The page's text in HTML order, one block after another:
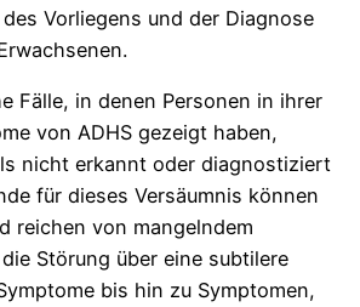
Vorliegens und der Diagnose
Fälle, in denen Personen in ihrer
von ADHS gezeigt haben,
nicht erkannt oder diagnostiziert
für dieses Versäumnis können
reichen von mangelndem
Störung über eine subtilere
bis hin zu Symptomen,